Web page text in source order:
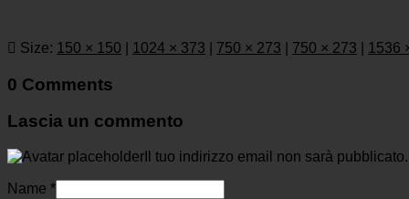
Size: 150 × 150 1024 × 373 750 × 273 750 × 273 1536
0 Comments
Lascia un commento
Il tuo indirizzo email non sarà pubblicato.
Name *